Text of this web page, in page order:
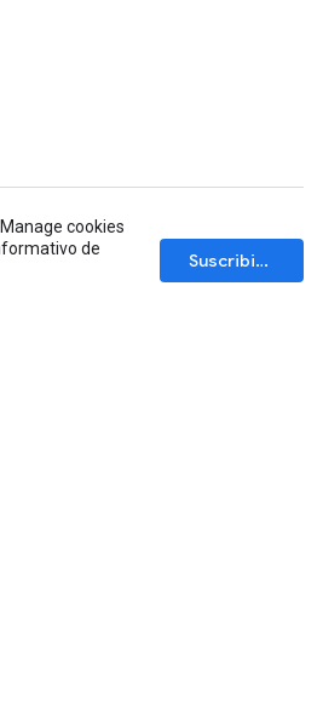
Manage cookies
de
Suscribirse